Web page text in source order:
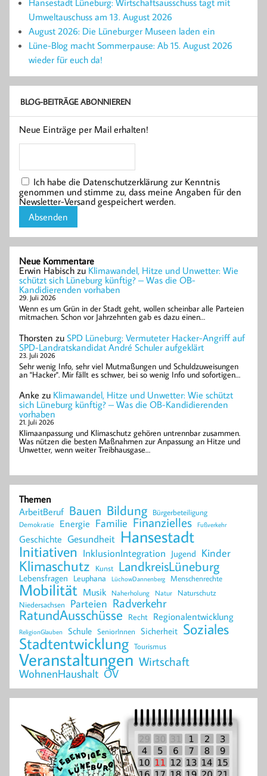
Hansestadt Lüneburg: Wirtschaftsausschuss tagt mit
Umweltauschuss am 13. August 2026
August 2026: Die Lüneburger Museen laden ein
Lüne-Blog macht Sommerpause: Ab 15. August 2026
wieder für euch da!
BLOG-BEITRÄGE ABONNIEREN
Neue Einträge per Mail erhalten!
Ich habe die Datenschutzerklärung zur Kenntnis
genommen und stimme zu, dass meine Angaben für den
Newsletter-Versand gespeichert werden.
Neue Kommentare
Erwin Habisch zu Klimawandel, Hitze und Unwetter: Wie
schützt sich Lüneburg künftig? – Was die OB-
Kandidierenden vorhaben
29. Juli 2026
Wenn es um Grün in der Stadt geht, wollen scheinbar alle Parteien
mitmachen. Schon vor Jahrzehnten gab es dazu einen…
Thorsten zu SPD Lüneburg: Vermuteter Hacker-Angriff auf
SPD-Landratskandidat André Schuler aufgeklärt
23. Juli 2026
Sehr wenig Info, sehr viel Mutmaßungen und Schuldzuweisungen
an "Hacker". Mir fällt es schwer, bei so wenig Info und sofortigen…
Anke zu Klimawandel, Hitze und Unwetter: Wie schützt
sich Lüneburg künftig? – Was die OB-Kandidierenden
vorhaben
21. Juli 2026
Klimaanpassung und Klimaschutz gehören untrennbar zusammen.
Was nützen die besten Maßnahmen zur Anpassung an Hitze und
Unwetter, wenn weiter Treibhausgase…
Themen
ArbeitBeruf Bauen Bildung Bürgerbeteiligung
Demokratie Energie Familie Finanzielles Fußverkehr
Geschichte Gesundheit Hansestadt
Initiativen InklusionIntegration Jugend Kinder
Klimaschutz Kunst LandkreisLüneburg
Lebensfragen Leuphana LüchowDannenberg Menschenrechte
Mobilität Musik Naherholung Natur Naturschutz
Niedersachsen Parteien Radverkehr
RatundAusschüsse Recht Regionalentwicklung
ReligionGlauben Schule SeniorInnen Sicherheit Soziales
Stadtentwicklung Tourismus
Veranstaltungen Wirtschaft
WohnenHaushalt ÖV